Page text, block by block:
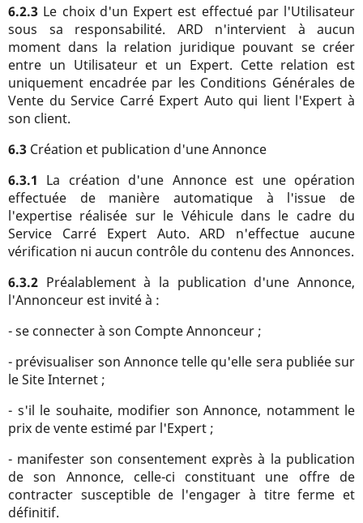
6.2.3 Le choix d'un Expert est effectué par l'Utilisateur
sous sa responsabilité. ARD n'intervient à aucun
moment dans la relation juridique pouvant se créer
entre un Utilisateur et un Expert. Cette relation est
uniquement encadrée par les Conditions Générales de
Vente du Service Carré Expert Auto qui lient l'Expert à
son client.
6.3 Création et publication d'une Annonce
6.3.1 La création d'une Annonce est une opération
effectuée de manière automatique à l'issue de
l'expertise réalisée sur le Véhicule dans le cadre du
Service Carré Expert Auto. ARD n'effectue aucune
vérification ni aucun contrôle du contenu des Annonces.
6.3.2 Préalablement à la publication d'une Annonce,
l'Annonceur est invité à :
- se connecter à son Compte Annonceur ;
- prévisualiser son Annonce telle qu'elle sera publiée sur
le Site Internet ;
- s'il le souhaite, modifier son Annonce, notamment le
prix de vente estimé par l'Expert ;
- manifester son consentement exprès à la publication
de son Annonce, celle-ci constituant une offre de
contracter susceptible de l'engager à titre ferme et
définitif.